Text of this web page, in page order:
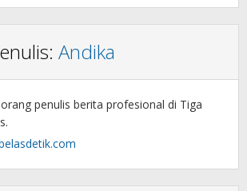
Andika
penulis berita profesional di Tiga